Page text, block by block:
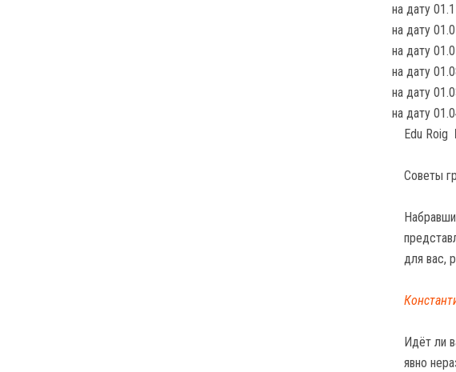
на дату
на дату
на дату
на дату
на дату
на дату
Edu Roig
Советы
для вас,
Идёт ли
явно